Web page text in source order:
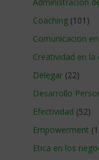
Coaching (101)
Comunicacion
Creatividad en la
Delegar (22)
Desarrollo
Efectividad (52)
Empowerment
Etica en los